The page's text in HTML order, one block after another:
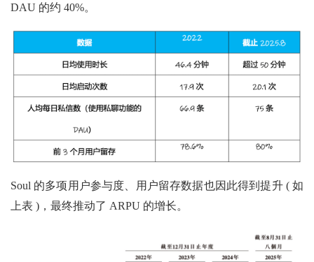
DAU 的约 40%。
Soul 的多项用户参与度、用户留存数据也因此得到提升 ( 如
上表 )，最终推动了 ARPU 的增长。